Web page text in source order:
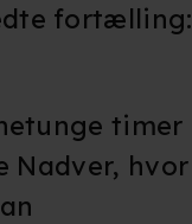
fortælling:
timer
Nadver, hvor